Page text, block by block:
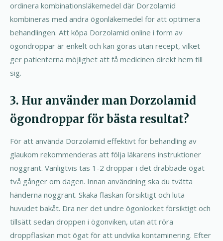
ordinera kombinationsläkemedel där Dorzolamid
kombineras med andra ögonläkemedel för att optimera
behandlingen. Att köpa Dorzolamid online i form av
ögondroppar är enkelt och kan göras utan recept, vilket
ger patienterna möjlighet att få medicinen direkt hem till
sig.
3. Hur använder man Dorzolamid
ögondroppar för bästa resultat?
För att använda Dorzolamid effektivt för behandling av
glaukom rekommenderas att följa läkarens instruktioner
noggrant. Vanligtvis tas 1-2 droppar i det drabbade ögat
två gånger om dagen. Innan användning ska du tvätta
händerna noggrant. Skaka flaskan försiktigt och luta
huvudet bakåt. Dra ner det undre ögonlocket försiktigt och
tillsätt sedan droppen i ögonviken, utan att röra
droppflaskan mot ögat för att undvika kontaminering. Efter